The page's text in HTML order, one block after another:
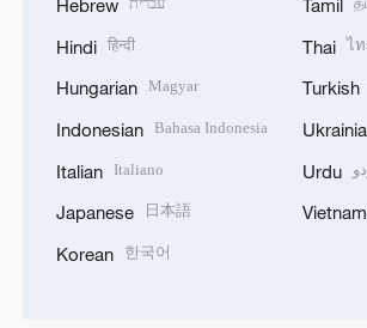
Hebrew
Hindi हिन्दी
Hungarian Magyar
Indonesian Bahasa Indonesia
Italian Italiano
Japanese 日本語
Korean 한국어
Tamil
Thai ไ
Turkish
Urdu